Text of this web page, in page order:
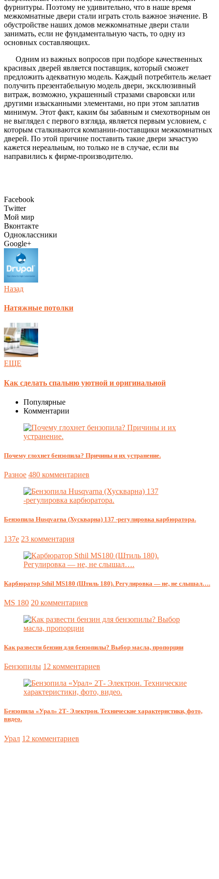
фурнитуры. Поэтому не удивительно, что в наше время
межкомнатные двери стали играть столь важное значение. В
обустройстве наших домов межкомнатные двери стали
занимать, если не фундаментальную часть, то одну из
основных составляющих.
Одним из важных вопросов при подборе качественных
красивых дверей является поставщик, который сможет
предложить адекватную модель. Каждый потребитель желает
получить презентабельную модель двери, эксклюзивный
витраж, возможно, украшенный стразами сваровски или
другими изысканными элементами, но при этом заплатив
минимум. Этот факт, каким бы забавным и смехотворным он
не выглядел с первого взгляда, является первым условием, с
которым сталкиваются компании-поставщики межкомнатных
дверей. По этой причине поставить такие двери зачастую
кажется нереальным, но только не в случае, если вы
направились к фирме-производителю.
Facebook
Twitter
Мой мир
Вконтакте
Одноклассники
Google+
Назад
Натяжные потолки
ЕЩЕ
Как сделать спальню уютной и оригинальной
Популярные
Комментарии
Почему глохнет бензопила? Причины и их устранение.
Разное 480 комментариев
Бензопила Husqvarna (Хускварна) 137 -регулировка карбюратора.
137e 23 комментария
Карбюратор Sthil MS180 (Штиль 180). Регулировка — не, не слышал….
MS 180 20 комментариев
Как развести бензин для бензопилы? Выбор масла, пропорции
Бензопилы 12 комментариев
Бензопила «Урал» 2Т- Электрон. Технические характеристики, фото,
видео.
Урал 12 комментариев